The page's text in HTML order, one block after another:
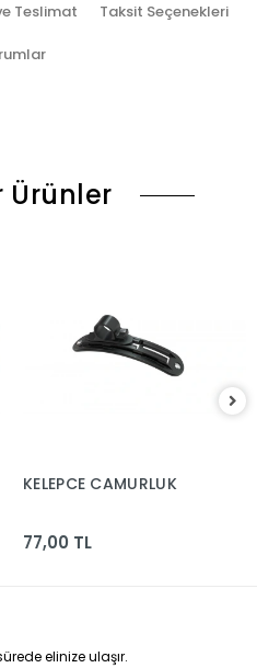
Teslimat Taksit Seçenekleri
Ürünler
KELEPCE CAMURLUK
77,00 TL
elinize ulaşır.